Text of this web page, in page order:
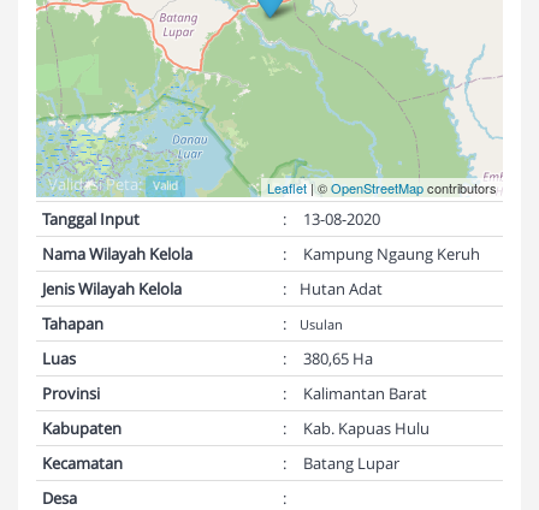
Leaflet| ©OpenStreetMapcontributors
Validasi Peta: Valid
Tanggal Input :
13-08-2020
Nama Wilayah Kelola
:
Kampung Ngaung Keruh
Jenis Wilayah Kelola
:
Hutan Adat
Tahapan
: Usulan
Luas :
380,65 Ha
Provinsi
:
Kalimantan Barat
Kabupaten
:
Kab. Kapuas Hulu
Kecamatan
:
Batang Lupar
Desa
: